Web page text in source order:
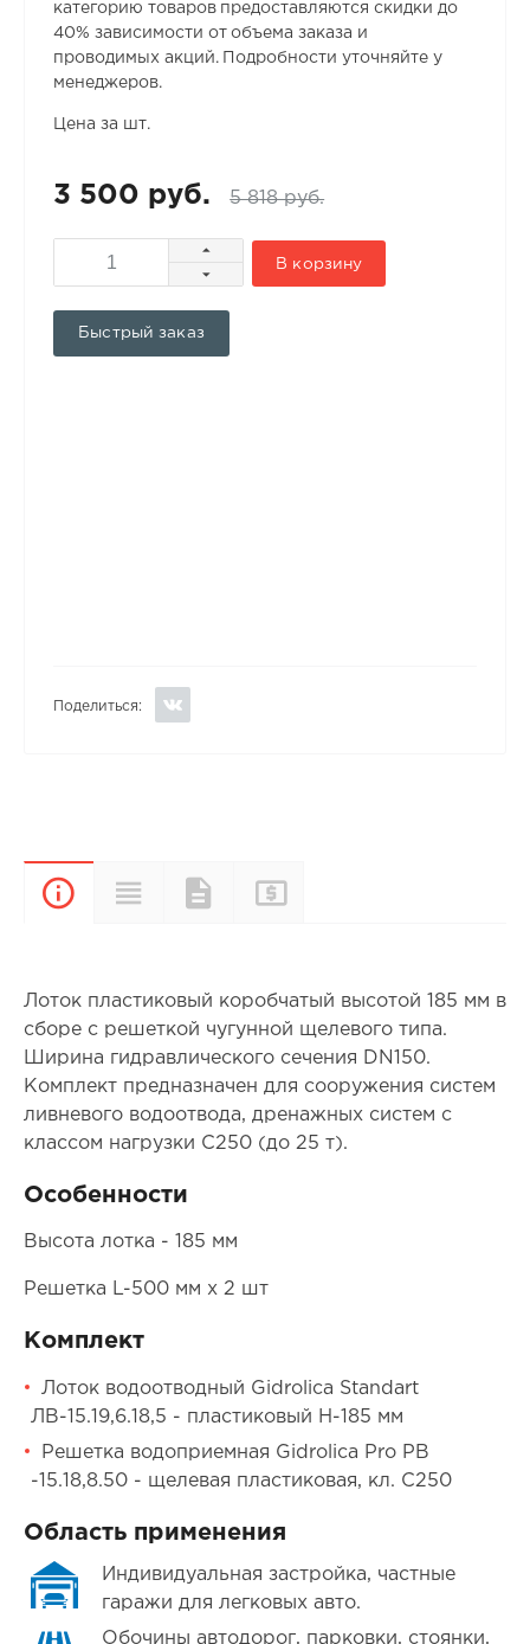
категорию товаров предоставляются скидки до
40% зависимости от объема заказа и
проводимых акций. Подробности уточняйте у
менеджеров.
Цена за шт.
3 500 руб. 5 818 руб.
В корзину
Быстрый заказ
Поделиться:
ОписаниеХарактеристики
Документы
Лоток пластиковый коробчатый высотой 185 мм в
сборе с решеткой чугунной щелевого типа.
Ширина гидравлического сечения DN150.
Комплект предназначен для сооружения систем
ливневого водоотвода, дренажных систем с
классом нагрузки С250 (до 25 т).
Особенности
Высота лотка - 185 мм
Решетка L-500 мм x 2 шт
Комплект
Лоток водоотводный Gidrolica Standart
ЛВ-15.19,6.18,5 - пластиковый H-185 мм
Решетка водоприемная Gidrolica Pro РВ
-15.18,8.50 - щелевая пластиковая, кл. С250
Область применения
Индивидуальная застройка, частные
гаражи для легковых авто.
Обочины автодорог, парковки, стоянки,